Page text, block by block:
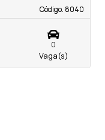
Código. 8040
Código. 8040
0
Vaga(s)